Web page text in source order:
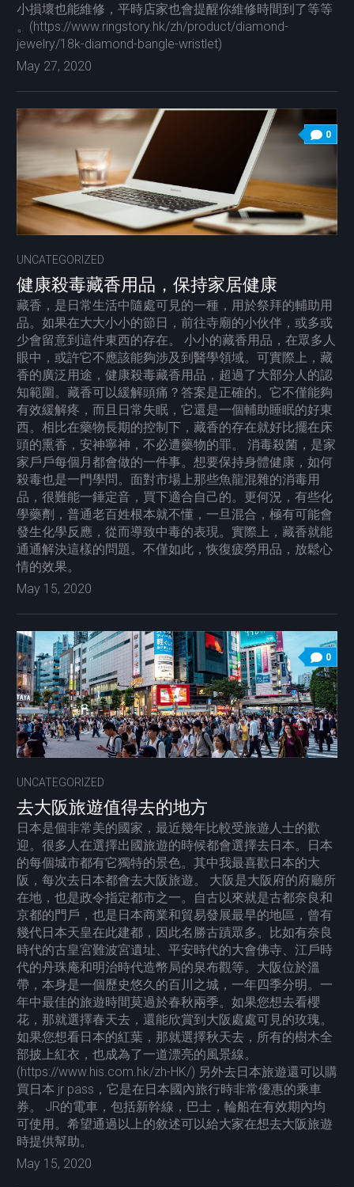
小損壞也能維修，平時店家也會提醒你維修時間到了等等
。(https://www.ringstory.hk/zh/product/diamond-
jewelry/18k-diamond-bangle-wristlet)
May 27, 2020
0
UNCATEGORIZED
健康殺毒藏香用品，保持家居健康
藏香，是日常生活中隨處可見的一種，用於祭拜的輔助用
品。如果在大大小小的節日，前往寺廟的小伙伴，或多或
少會留意到這件東西的存在。 小小的藏香用品，在眾多人
眼中，或許它不應該能夠涉及到醫學領域。可實際上，藏
香的廣泛用途，健康殺毒藏香用品，超過了大部分人的認
知範圍。藏香可以緩解頭痛？答案是正確的。它不僅能夠
有效緩解疼，而且日常失眠，它還是一個輔助睡眠的好東
西。相比在藥物長期的控制下，藏香的存在就好比擺在床
頭的熏香，安神寧神，不必遭藥物的罪。 消毒殺菌，是家
家戶戶每個月都會做的一件事。想要保持身體健康，如何
殺毒也是一門學問。面對市場上那些魚龍混雜的消毒用
品，很難能一錘定音，買下適合自己的。更何況，有些化
學藥劑，普通老百姓根本就不懂，一旦混合，極有可能會
發生化學反應，從而導致中毒的表現。實際上，藏香就能
通通解決這樣的問題。不僅如此，恢復疲勞用品，放鬆心
情的效果。
May 15, 2020
0
UNCATEGORIZED
去大阪旅遊值得去的地方
日本是個非常美的國家，最近幾年比較受旅遊人士的歡
迎。很多人在選擇出國旅遊的時候都會選擇去日本。日本
的每個城市都有它獨特的景色。其中我最喜歡日本的大
阪，每次去日本都會去大阪旅遊。 大阪是大阪府的府廳所
在地，也是政令指定都市之一。自古以來就是古都奈良和
京都的門戶，也是日本商業和貿易發展最早的地區，曾有
幾代日本天皇在此建都，因此名勝古蹟眾多。比如有奈良
時代的古皇宮難波宮遺址、平安時代的大會佛寺、江戶時
代的丹珠庵和明治時代造幣局的泉布觀等。大阪位於溫
帶，本身是一個歷史悠久的百川之城，一年四季分明。一
年中最佳的旅遊時間莫過於春秋兩季。如果您想去看櫻
花，那就選擇春天去，還能欣賞到大阪處處可見的玫瑰。
如果您想看日本的紅葉，那就選擇秋天去，所有的樹木全
部披上紅衣，也成為了一道漂亮的風景線。
(https://www.his.com.hk/zh-HK/) 另外去日本旅遊還可以購
買日本 jr pass，它是在日本國內旅行時非常優惠的乘車
券。 JR的電車，包括新幹線，巴士，輪船在有效期內均
可使用。希望通過以上的敘述可以給大家在想去大阪旅遊
時提供幫助。
May 15, 2020